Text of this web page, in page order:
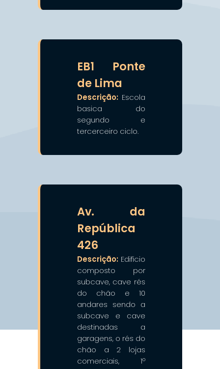
EB1 Ponte
de Lima
Descrição: Escola
basica do
segundo e
tercerceiro ciclo.
Av. da
República
426
Descrição: Edifício
composto por
subcave, cave rés
do chão e 10
andares sendo a
subcave e cave
destinadas a
garagens, o rés do
chão a 2 lojas
comerciais, 1º